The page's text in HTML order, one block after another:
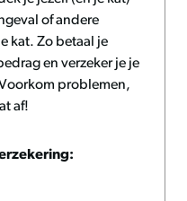
of andere
kat. Zo betaal je
en verzeker je je
problemen,
af!